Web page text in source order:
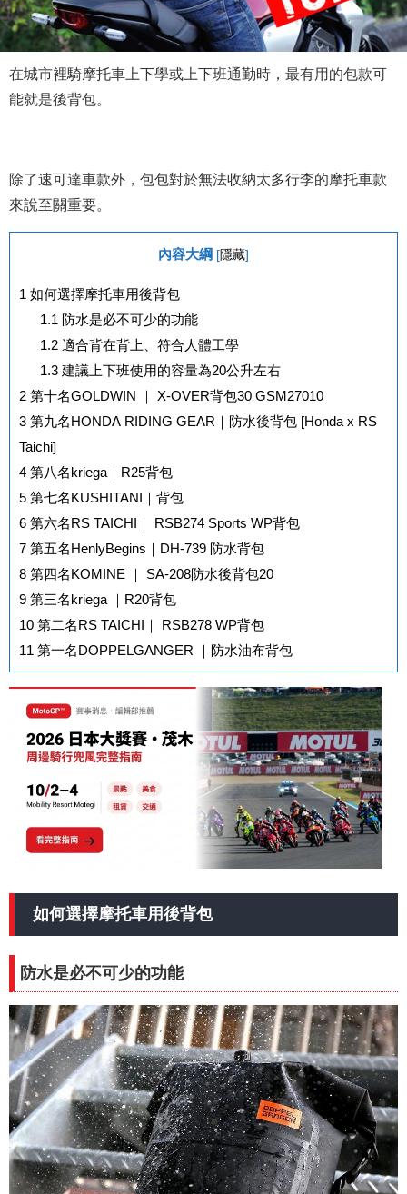
在城市裡騎摩托車上下學或上下班通勤時，最有用的包款可
能就是後背包。
除了速可達車款外，包包對於無法收納太多行李的摩托車款
來說至關重要。
內容大綱 [隱藏]
1 如何選擇摩托車用後背包
1.1 防水是必不可少的功能
1.2適合背在背上、符合人體工學
1.3建議上下班使用的容量為20公升左右
2 第十名GOLDWIN ｜ X-OVER背包30 GSM27010
3 第九名HONDA RIDING GEAR｜防水後背包 [Honda x RS
Taichi]
4 第八名kriega｜R25背包
5 第七名KUSHITANI｜背包
6 第六名RS TAICHI｜ RSB274 Sports WP背包
7 第五名HenlyBegins｜DH-739 防水背包
8 第四名KOMINE ｜ SA-208防水後背包20
9 第三名kriega ｜R20背包
10 第二名RS TAICHI｜ RSB278 WP背包
11 第一名DOPPELGANGER ｜防水油布背包
如何選擇摩托車用後背包
防水是必不可少的功能